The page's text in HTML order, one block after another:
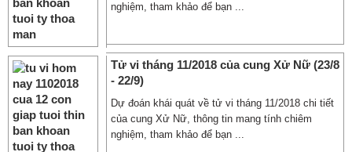
nghiệm, tham khảo để bạn ...
Tử vi tháng 11/2018 của cung Xử Nữ (23/8
- 22/9)
Dự đoán khái quát về tử vi tháng 11/2018 chi tiết
của cung Xử Nữ, thông tin mang tính chiêm
nghiệm, tham khảo để bạn ...